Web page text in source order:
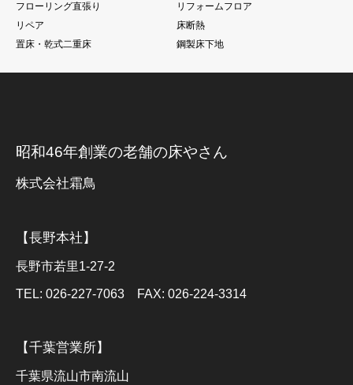
フローリング直張り
リフォームフロア
リペア
床断熱
置床・乾式二重床
鋼製床下地
昭和46年創業の老舗の床やさん
株式会社霜鳥
【長野本社】
長野市若里1-27-2
TEL: 026-227-7063 FAX: 026-224-3314
【千葉営業所】
千葉県流山市南流山